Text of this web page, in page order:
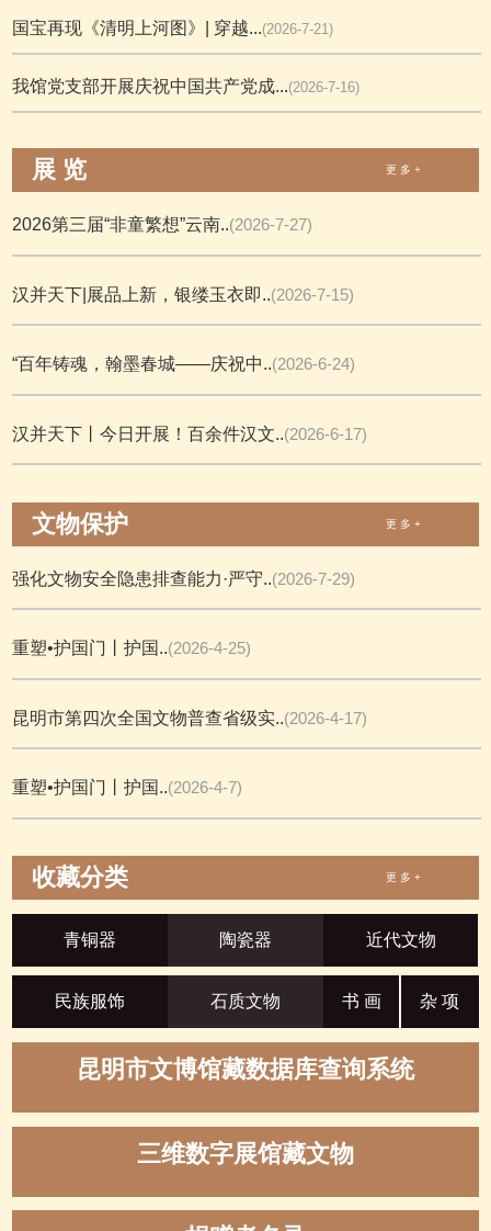
国宝再现《清明上河图》| 穿越...(2026-7-21)
我馆党支部开展庆祝中国共产党成...(2026-7-16)
展 览 更 多 +
2026第三届“非童繁想”云南..(2026-7-27)
汉并天下|展品上新，银缕玉衣即..(2026-7-15)
“百年铸魂，翰墨春城——庆祝中..(2026-6-24)
汉并天下丨今日开展！百余件汉文..(2026-6-17)
文物保护 更 多 +
强化文物安全隐患排查能力·严守..(2026-7-29)
重塑•护国门丨护国..(2026-4-25)
昆明市第四次全国文物普查省级实..(2026-4-17)
重塑•护国门丨护国..(2026-4-7)
收藏分类 更 多 +
青铜器 陶瓷器 近代文物
民族服饰 石质文物 书 画 杂 项
昆明市文博馆藏数据库查询系统
三维数字展馆藏文物